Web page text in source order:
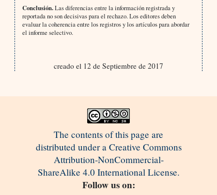
Conclusión.Las diferencias entre la información registrada y
reportada no son decisivas para el rechazo. Los editores deben
evaluar la coherencia entre los registros y los artículos para abordar
el informe selectivo.
creado el 12 de Septiembre de 2017
The contents of this page are
distributed under a Creative Commons
Attribution-NonCommercial-
ShareAlike 4.0 International License.
Follow us on: